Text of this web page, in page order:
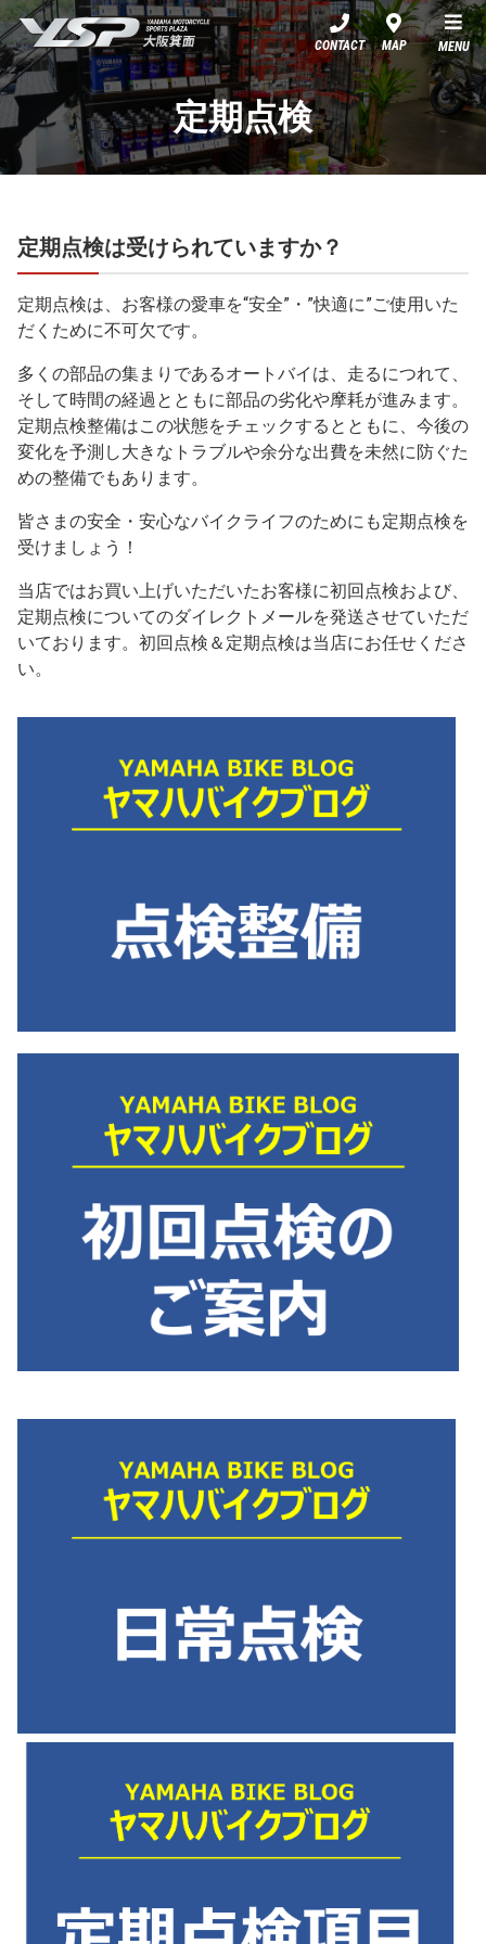
YSP大阪箕面
CONTACT MAP MENU
定期点検
定期点検は受けられていますか？
定期点検は、お客様の愛車を“安全”・”快適に”ご使用いた
だくために不可欠です。
多くの部品の集まりであるオートバイは、走るにつれて、
そして時間の経過とともに部品の劣化や摩耗が進みます。
定期点検整備はこの状態をチェックするとともに、今後の
変化を予測し大きなトラブルや余分な出費を未然に防ぐた
めの整備でもあります。
皆さまの安全・安心なバイクライフのためにも定期点検を
受けましょう！
当店ではお買い上げいただいたお客様に初回点検および、
定期点検についてのダイレクトメールを発送させていただ
いております。初回点検＆定期点検は当店にお任せくださ
い。